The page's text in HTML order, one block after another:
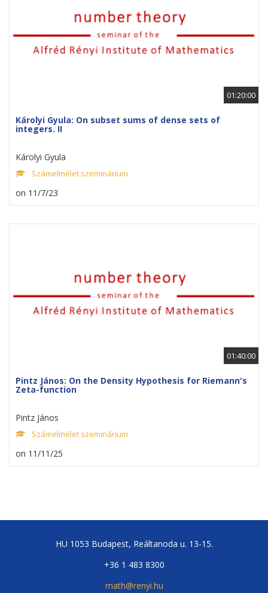
01:20:00
Károlyi Gyula: On subset sums of dense sets of
integers. II
Károlyi Gyula
Számelmélet szeminárium
on 11/7/23
01:40:00
Pintz János: On the Density Hypothesis for Riemann's
Zeta-function
Pintz János
Számelmélet szeminárium
on 11/11/25
HU 1053 Budapest, Reáltanoda u. 13-15.
+36 1 483 8300
math@renyi.hu